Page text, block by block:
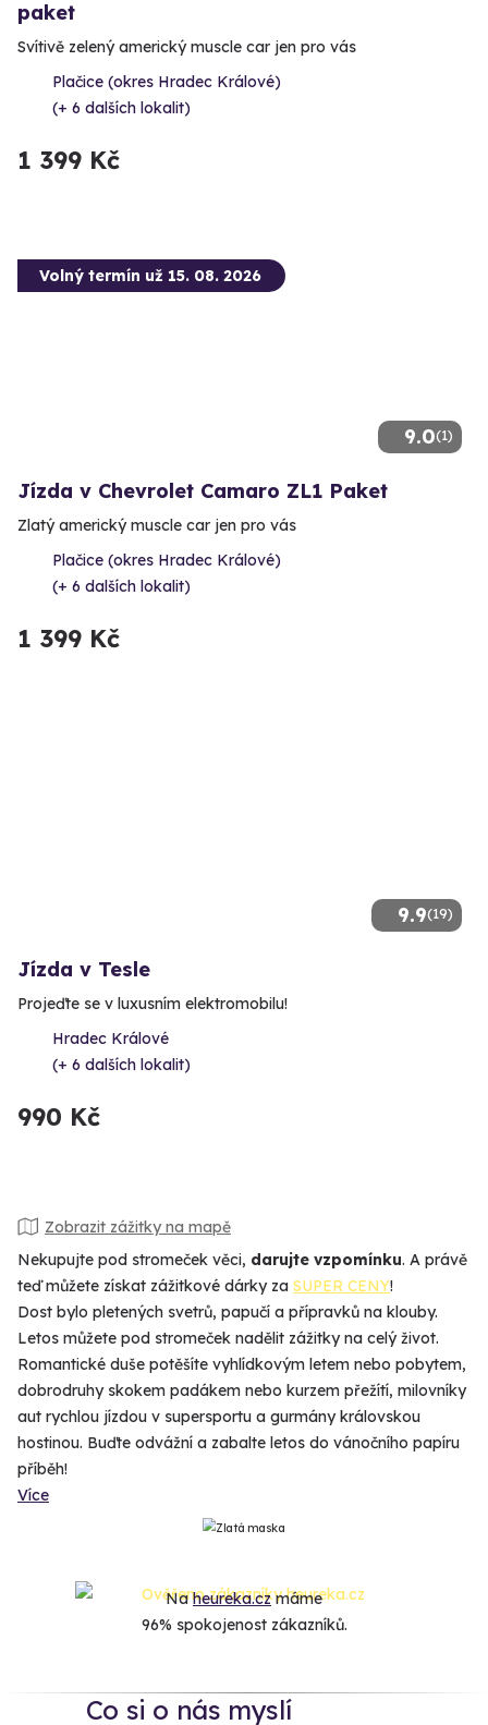
paket
Svítivě zelený americký muscle car jen pro vás
Plačice (okres Hradec Králové)
(+ 6 dalších lokalit)
1 399 Kč
9.0(1)
Volný termín už 15. 08. 2026
Jízda v Chevrolet Camaro ZL1 Paket
Zlatý americký muscle car jen pro vás
Plačice (okres Hradec Králové)
(+ 6 dalších lokalit)
1 399 Kč
9.9(19)
Jízda v Tesle
Projeďte se v luxusním elektromobilu!
Hradec Králové
(+ 6 dalších lokalit)
990 Kč
Zobrazit zážitky na mapě
Nekupujte pod stromeček věci, darujte vzpomínku. A právě
teď můžete získat zážitkové dárky za SUPER CENY!
Dost bylo pletených svetrů, papučí a přípravků na klouby.
Letos můžete pod stromeček nadělit zážitky na celý život.
Romantické duše potěšíte vyhlídkovým letem nebo pobytem,
dobrodruhy skokem padákem nebo kurzem přežítí, milovníky
aut rychlou jízdou v supersportu a gurmány královskou
hostinou. Buďte odvážní a zabalte letos do vánočního papíru
příběh!
Více
Naheureka.czmáme
96% spokojenost zákazníků.
Co si o nás myslí